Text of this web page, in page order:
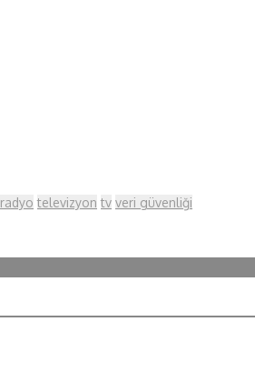
radyo televizyon tv veri güvenliği